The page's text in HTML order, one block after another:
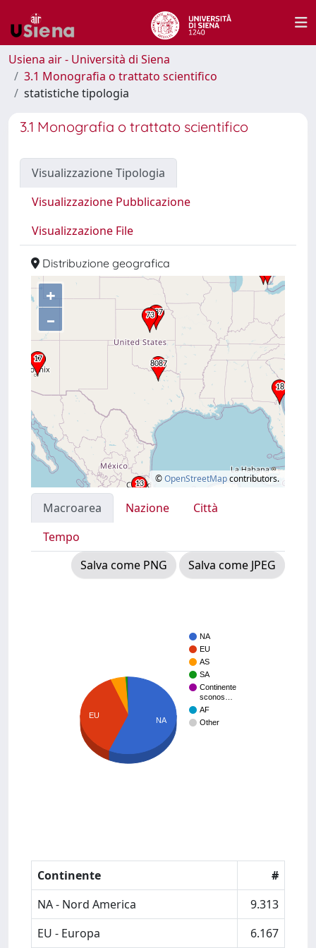
Usiena air - Università di Siena
3.1 Monografia o trattato scientifico
statistiche tipologia
3.1 Monografia o trattato scientifico
Visualizzazione Tipologia
Visualizzazione Pubblicazione
Visualizzazione File
Distribuzione geografica
+
–
©OpenStreetMapcontributors.
Macroarea Nazione
Città
Tempo
Salva come PNG
Salva come JPEG
NA
EU
AS
SA
Continente
sconos…
AF
Other
EU
NA
Continente
#
NA - Nord America
9.313
EU - Europa
6.167